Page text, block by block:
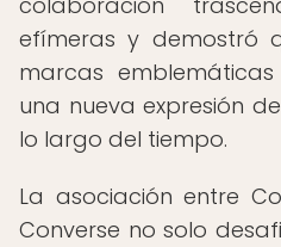
efímeras y demostró
marcas
una nueva expresión
lo largo del tiempo.
La asociación entre
Converse no solo